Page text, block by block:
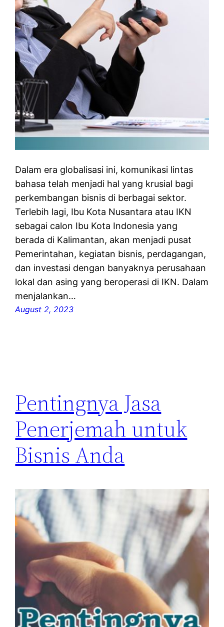
Dalam era globalisasi ini, komunikasi lintas
bahasa telah menjadi hal yang krusial bagi
perkembangan bisnis di berbagai sektor.
Terlebih lagi, Ibu Kota Nusantara atau IKN
sebagai calon Ibu Kota Indonesia yang
berada di Kalimantan, akan menjadi pusat
Pemerintahan, kegiatan bisnis, perdagangan,
dan investasi dengan banyaknya perusahaan
lokal dan asing yang beroperasi di IKN. Dalam
menjalankan…
August 2, 2023
Pentingnya Jasa
Penerjemah untuk
Bisnis Anda